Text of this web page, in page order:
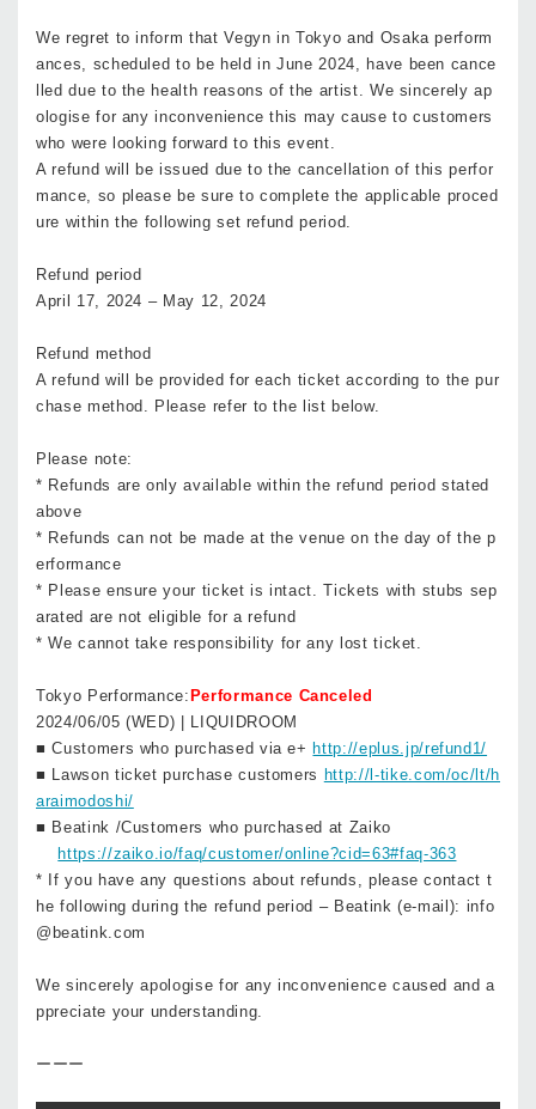
We regret to inform that Vegyn in Tokyo and Osaka perform
ances, scheduled to be held in June 2024, have been cance
lled due to the health reasons of the artist. We sincerely ap
ologise for any inconvenience this may cause to customers
who were looking forward to this event.
A refund will be issued due to the cancellation of this perfor
mance, so please be sure to complete the applicable proced
ure within the following set refund period.
Refund period
April 17, 2024 – May 12, 2024
Refund method
A refund will be provided for each ticket according to the pur
chase method. Please refer to the list below.
Please note:
* Refunds are only available within the refund period stated
above
* Refunds can not be made at the venue on the day of the p
erformance
* Please ensure your ticket is intact. Tickets with stubs sep
arated are not eligible for a refund
* We cannot take responsibility for any lost ticket.
Tokyo Performance: Performance Canceled
2024/06/05 (WED) | LIQUIDROOM
■ Customers who purchased via e+ http://eplus.jp/refund1/
■ Lawson ticket purchase customers http://l-tike.com/oc/lt/h
araimodoshi/
■ Beatink /Customers who purchased at Zaiko
https://zaiko.io/faq/customer/online?cid=63#faq-363
* If you have any questions about refunds, please contact t
he following during the refund period – Beatink (e-mail): info
@beatink.com
We sincerely apologise for any inconvenience caused and a
ppreciate your understanding.
ーーー